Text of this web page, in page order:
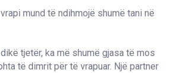
mund të ndihmojë shumë tani në
tjetër, ka më shumë gjasa të mos
të dimrit për të vrapuar. Një partner